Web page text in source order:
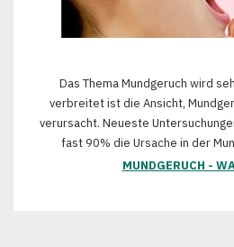
Das Thema Mundgeruch wird
verbreitet ist die Ansicht,
verursacht. Neueste
fast 90% die Ursache in der
MUNDGERUCH -